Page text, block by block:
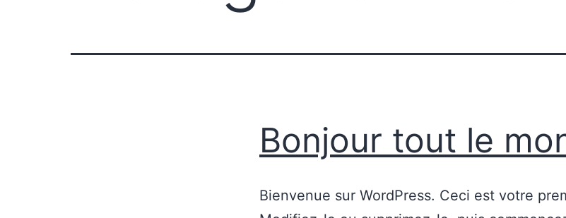
Bonjour tout le
Bienvenue sur WordPress. Ceci est votre